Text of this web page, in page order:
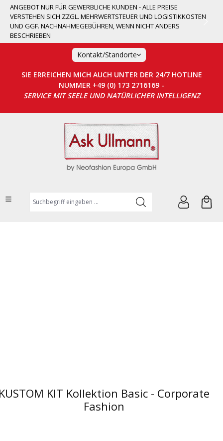
springen
ANGEBOT NUR FÜR GEWERBLICHE KUNDEN - ALLE PREISE
VERSTEHEN SICH ZZGL. MEHRWERTSTEUER UND LOGISTIKKOSTEN
UND GGF. NACHNAHMEGEBÜHREN, WENN NICHT ANDERS
BESCHRIEBEN
Kontakt/Standorte
SIE ERREICHEN MICH AUCH UNTER DER 24/7 HOTLINE
NUMMER +49 (0) 173 2716169 -
SERVICE MIT SEELE UND NATÜRLICHER INTELLIGENZ
Suchbegriff eingeben ...
KIT Kollektion Basic - Corporate
Fashion